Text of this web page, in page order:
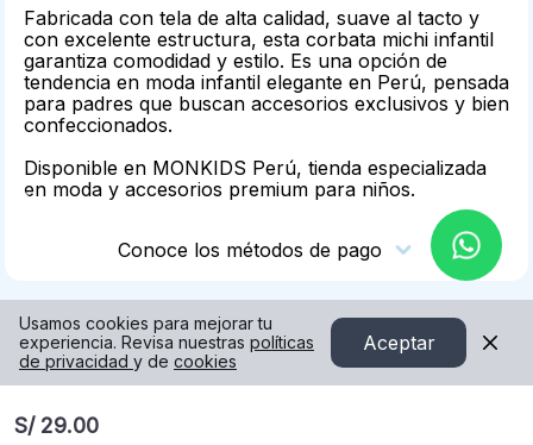
Fabricada con tela de alta calidad, suave al tacto y
con excelente estructura, esta corbata michi infantil
garantiza comodidad y estilo. Es una opción de
tendencia en moda infantil elegante en Perú, pensada
para padres que buscan accesorios exclusivos y bien
confeccionados.
Disponible en MONKIDS Perú, tienda especializada
en moda y accesorios premium para niños.
Conoce los métodos de pago
Usamos cookies para mejorar tu
experiencia. Revisa nuestras políticas
de privacidad y de cookies
Aceptar
S/ 29.00